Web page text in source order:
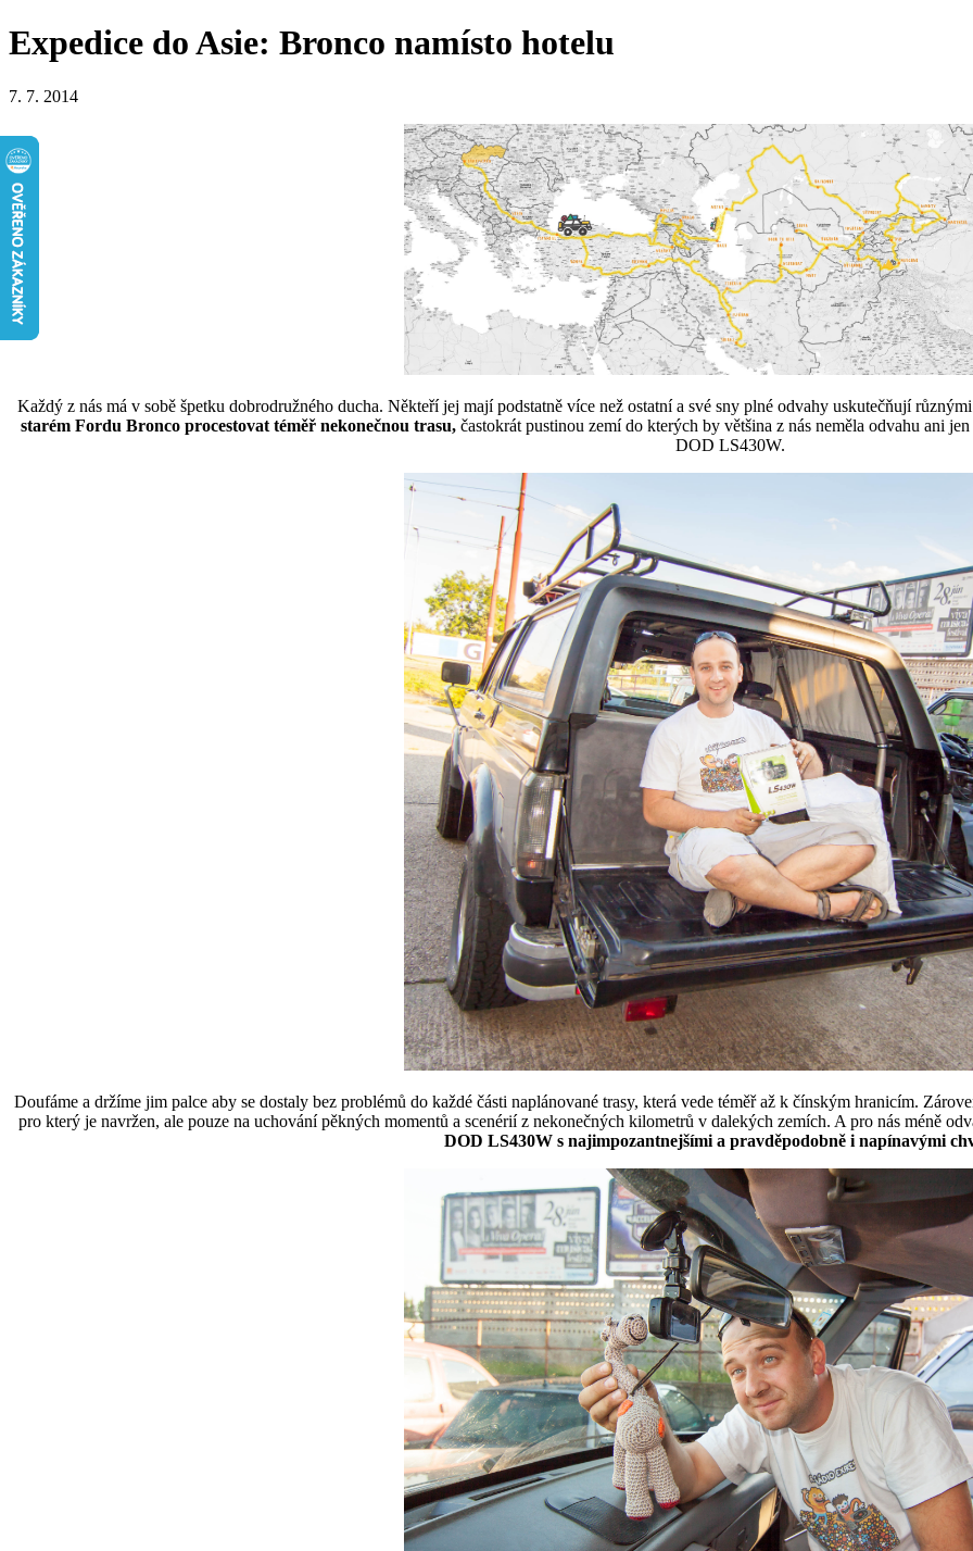
Expedice do Asie: Bronco namísto hotelu
7. 7. 2014
Každý z nás má v sobě špetku dobrodružného ducha. Někteří jej mají podstatně více než ostatní a své sny plné odvahy uskutečňují
starém Fordu Bronco procestovat téměř nekonečnou trasu, častokrát pustinou zemí do kterých by většina z nás neměla odvahu ani
DOD LS430W.
Doufáme a držíme jim palce aby se dostaly bez problémů do každé části naplánované trasy, která vede téměř až k čínským hranicím.
pro který je navržen, ale pouze na uchování pěkných momentů a scenérií z nekonečných kilometrů v dalekých zemích. A pro nás méně
DOD LS430W s najimpozantnejšími a pravděpodobně i napínavými